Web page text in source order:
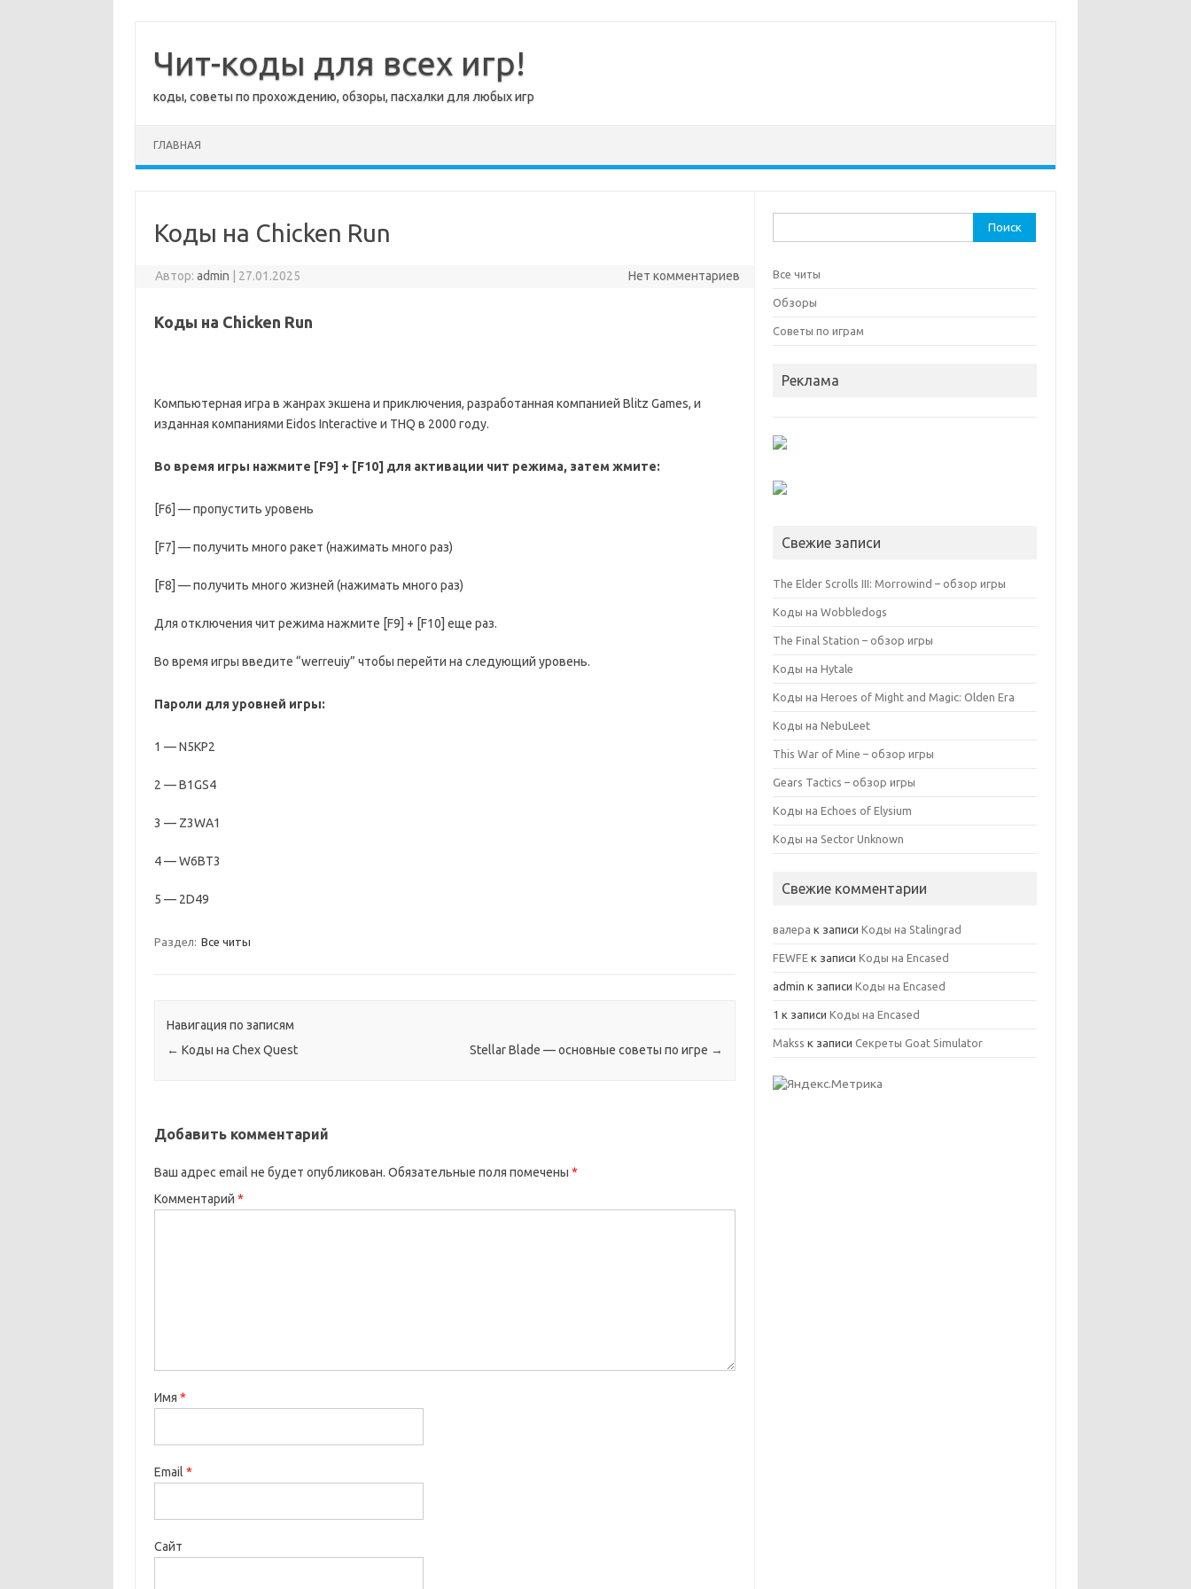
содержимому
Чит-коды для всех игр!
коды, советы по прохождению, обзоры, пасхалки для любых игр
ГЛАВНАЯ
Коды на Chicken Run
Автор:admin 27.01.2025 Нет комментариев
Коды на Chicken Run
Компьютерная игра в жанрах экшена и приключения, разработанная компанией Blitz Games, и
изданная компаниями Eidos Interactive и THQ в 2000 году.
Во время игры нажмите [F9] + [F10] для активации чит режима, затем жмите:
[F6] — пропустить уровень
[F7] — получить много ракет (нажимать много раз)
[F8] — получить много жизней (нажимать много раз)
Для отключения чит режима нажмите [F9] + [F10] еще раз.
Во время игры введите “werreuiy” чтобы перейти на следующий уровень.
Пароли для уровней игры:
1 — N5KP2
2 — B1GS4
3 — Z3WA1
4 — W6BT3
5 — 2D49
Раздел: Все читы
Навигация по записям
← Коды на Chex Quest Stellar Blade — основные советы по игре →
Добавить комментарий
Ваш адрес email не будет опубликован. Обязательные поля помечены *
Комментарий *
Имя *
Email *
Сайт
Все читы
Обзоры
Советы по играм
Реклама
Свежие записи
The Elder Scrolls III: Morrowind – обзор игры
Коды на Wobbledogs
The Final Station – обзор игры
Коды на Hytale
Коды на Heroes of Might and Magic: Olden Era
Коды на NebuLeet
This War of Mine – обзор игры
Gears Tactics – обзор игры
Коды на Echoes of Elysium
Коды на Sector Unknown
Свежие комментарии
валера к записиКоды на Stalingrad
FEWFE к записиКоды на Encased
admin к записиКоды на Encased
1 к записиКоды на Encased
Makss к записиСекреты Goat Simulator